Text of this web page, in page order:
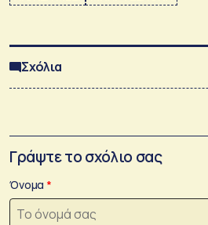
Σχόλια
Γράψτε το σχόλιο σας
Όνομα